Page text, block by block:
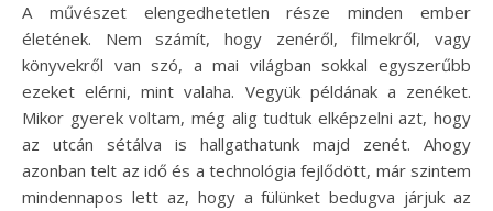
A művészet elengedhetetlen része minden ember
életének. Nem számít, hogy zenéről, filmekről, vagy
könyvekről van szó, a mai világban sokkal egyszerűbb
ezeket elérni, mint valaha. Vegyük példának a zenéket.
Mikor gyerek voltam, még alig tudtuk elképzelni azt, hogy
az utcán sétálva is hallgathatunk majd zenét. Ahogy
azonban telt az idő és a technológia fejlődött, már szintem
mindennapos lett az, hogy a fülünket bedugva járjuk az